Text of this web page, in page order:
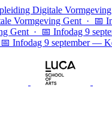
Digitale
Vormgeving Gent · 📅
Gent · 📅 Infodag 9
Infodag 9 september —